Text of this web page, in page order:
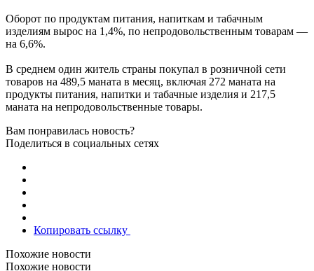
Оборот по продуктам питания, напиткам и табачным
изделиям вырос на 1,4%, по непродовольственным товарам —
на 6,6%.
В среднем один житель страны покупал в розничной сети
товаров на 489,5 маната в месяц, включая 272 маната на
продукты питания, напитки и табачные изделия и 217,5
маната на непродовольственные товары.
Вам понравилась новость?
Поделиться в социальных сетях
Копировать ссылку
Похожие новости
Похожие новости